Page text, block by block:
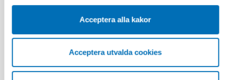
Acceptera alla kakor
Acceptera utvalda cookies
Policy briefs to increase equality in health
2024